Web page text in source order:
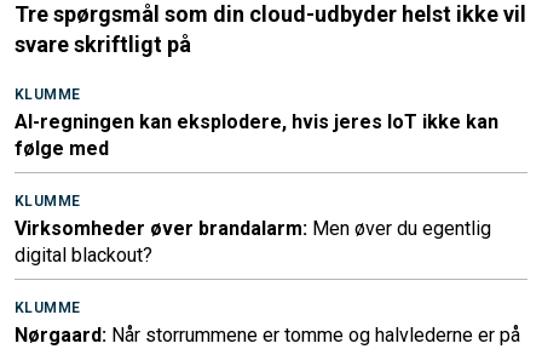
Tre spørgsmål som din cloud-udbyder helst ikke vil
svare skriftligt på
KLUMME
AI-regningen kan eksplodere, hvis jeres IoT ikke kan
følge med
KLUMME
Virksomheder øver brandalarm: Men øver du egentlig
digital blackout?
KLUMME
Nørgaard: Når storrummene er tomme og halvlederne er på